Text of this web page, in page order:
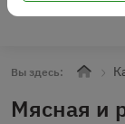
Вы здесь:
Мясная и